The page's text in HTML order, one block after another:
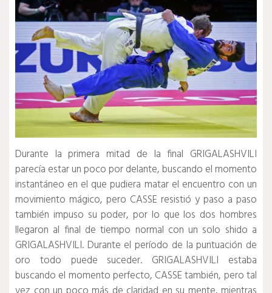
Durante la primera mitad de la final GRIGALASHVILI
parecía estar un poco por delante, buscando el momento
instantáneo en el que pudiera matar el encuentro con un
movimiento mágico, pero CASSE resistió y paso a paso
también impuso su poder, por lo que los dos hombres
llegaron al final de tiempo normal con un solo shido a
GRIGALASHVILI. Durante el período de la puntuación de
oro todo puede suceder. GRIGALASHVILI estaba
buscando el momento perfecto, CASSE también, pero tal